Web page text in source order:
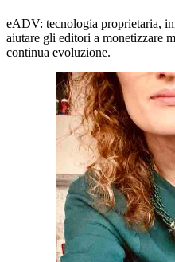
eADV: tecnologia proprietaria,
aiutare gli editori a monetizzare
continua evoluzione.